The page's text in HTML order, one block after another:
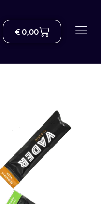
sobre el THC
€ 0,00